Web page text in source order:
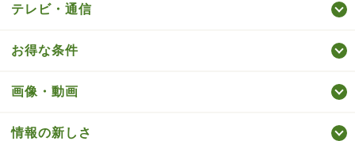
テレビ・通信
お得な条件
画像・動画
情報の新しさ